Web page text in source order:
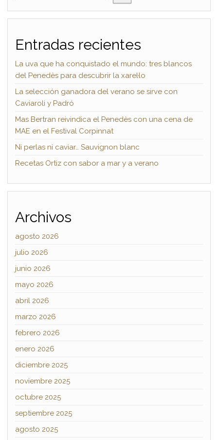
Entradas recientes
La uva que ha conquistado el mundo: tres blancos
del Penedès para descubrir la xarel·lo
La selección ganadora del verano se sirve con
Caviaroli y Padró
Mas Bertran reivindica el Penedès con una cena de
MAE en el Festival Corpinnat
Ni perlas ni caviar… Sauvignon blanc
Recetas Ortiz con sabor a mar y a verano
Archivos
agosto 2026
julio 2026
junio 2026
mayo 2026
abril 2026
marzo 2026
febrero 2026
enero 2026
diciembre 2025
noviembre 2025
octubre 2025
septiembre 2025
agosto 2025